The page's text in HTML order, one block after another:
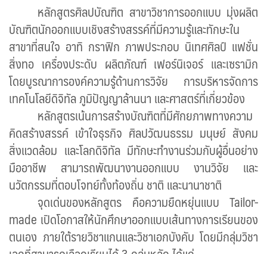
หลักสูตรศิลปบัณฑิต สาขาวิชาการออกแบบ มุ่งผลิต
บัณฑิตนักออกแบบเชิงสร้างสรรค์ที่มีความรู้และทักษะใน
สาขาที่สนใจ อาทิ กราฟิก ภาพประกอบ นิเทศศิลป์ แฟชั่น
สิ่งทอ เครื่องประดับ ผลิตภัณฑ์ เฟอร์นิเจอร์ และเซรามิก
โดยบูรณาการองค์ความรู้ด้านการวิจัย การบริหารจัดการ
เทคโนโลยีดิจิทัล ภูมิปัญญาล้านนา และศาสตร์ที่เกี่ยวข้อง
หลักสูตรเน้นการสร้างบัณฑิตที่มีศักยภาพทางความ
คิดสร้างสรรค์ เข้าใจธุรกิจ ศิลปวัฒนธรรม มนุษย์ สังคม
สิ่งแวดล้อม และโลกดิจิทัล มีทักษะทำงานร่วมกับผู้อื่นอย่าง
มืออาชีพ สามารถพัฒนางานออกแบบ งานวิจัย และ
นวัตกรรมที่ตอบโจทย์ทั้งท้องถิ่น ชาติ และนานาชาติ
จุดเด่นของหลักสูตร คือความยืดหยุ่นแบบ Tailor-
made เปิดโอกาสให้นักศึกษาออกแบบเส้นทางการเรียนของ
ตนเอง ภายใต้รายวิชาแกนและวิชาเอกบังคับ โดยมีกลุ่มวิชา